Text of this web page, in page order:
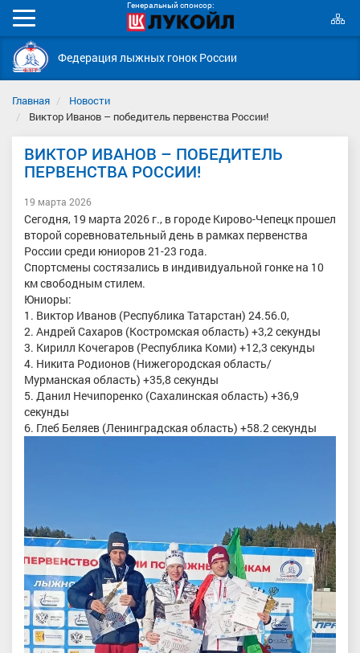
Генеральный спонсор:
Мобильное
меню
Федерация лыжных гонок России
Главная
Новости
Виктор Иванов – победитель первенства России!
ВИКТОР ИВАНОВ – ПОБЕДИТЕЛЬ
ПЕРВЕНСТВА РОССИИ!
19 марта 2026
Сегодня, 19 марта 2026 г., в городе Кирово-Чепецк прошел
второй соревновательный день в рамках первенства
России среди юниоров 21-23 года.
Спортсмены состязались в индивидуальной гонке на 10
км свободным стилем.
Юниоры:
1. Виктор Иванов (Республика Татарстан) 24.56.0,
2. Андрей Сахаров (Костромская область) +3,2 секунды
3. Кирилл Кочегаров (Республика Коми) +12,3 секунды
4. Никита Родионов (Нижегородская область/
Мурманская область) +35,8 секунды
5. Данил Нечипоренко (Сахалинская область) +36,9
секунды
6. Глеб Беляев (Ленинградская область) +58.2 секунды